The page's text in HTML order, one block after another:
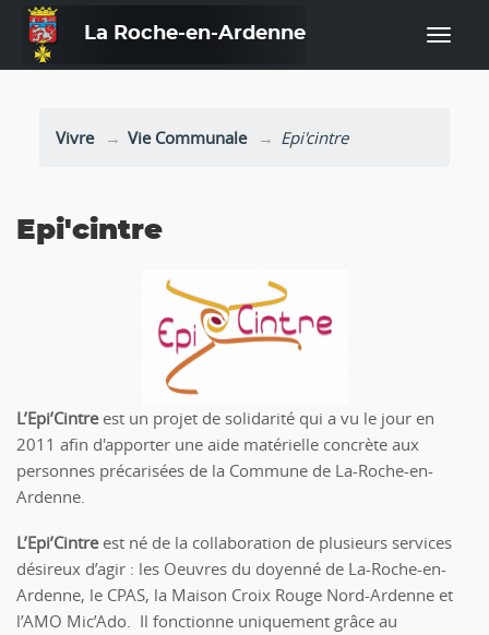
La Roche-en-Ardenne
Vivre Vie Communale Epi'cintre
Epi'cintre
L’Epi’Cintreest un projet de solidarité qui a vu le jour en
2011 afin d'apporter une aide matérielle concrète aux
personnes précarisées de la Commune de La-Roche-en-
Ardenne.
L’Epi’Cintreest né de la collaboration de plusieurs services
désireux d’agir : les Oeuvres du doyenné de La-Roche-en-
Ardenne, le CPAS, la Maison Croix Rouge Nord-Ardenne et
l’AMO Mic’Ado. Il fonctionne uniquement grâce au